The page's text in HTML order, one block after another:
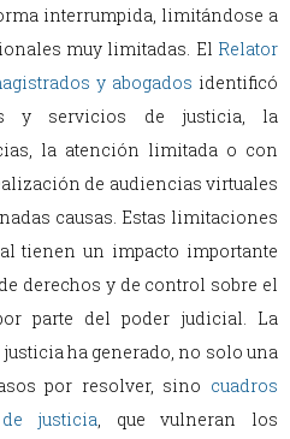
interrumpida, limitándose a
muy limitadas . El Relator
y abogados identificó
y servicios de justicia, la
la atención limitada o con
de audiencias virtuales
causas. Estas limitaciones
tienen un impacto importante
derechos y de control sobre el
parte del poder judicial. La
ha generado, no solo una
por resolver, sino cuadros
justicia , que vulneran los